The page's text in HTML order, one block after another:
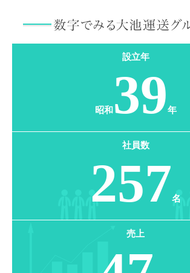
設立年
昭和39年
社員数
257名
売上